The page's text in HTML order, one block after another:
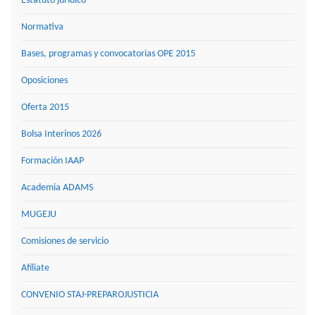
Normativa
Bases, programas y convocatorias OPE 2015
Oposiciones
Oferta 2015
Bolsa Interinos 2026
Formación IAAP
Academia ADAMS
MUGEJU
Comisiones de servicio
Afíliate
CONVENIO STAJ-PREPAROJUSTICIA